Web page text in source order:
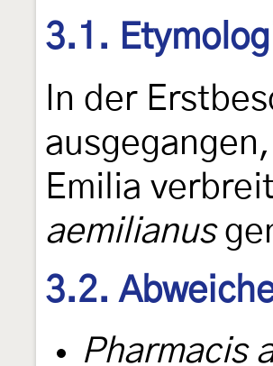
3.1.
In der
Emilia
aemilianus
3.2.
Pharmacis